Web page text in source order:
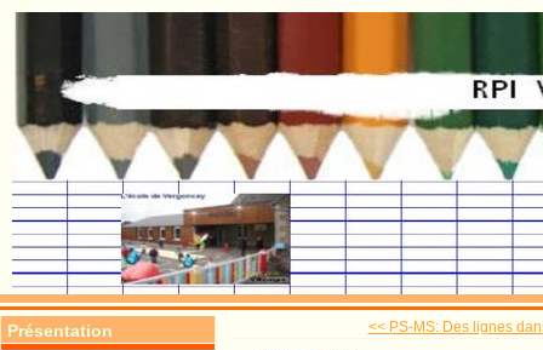
Présentation << PS-MS: Des lignes